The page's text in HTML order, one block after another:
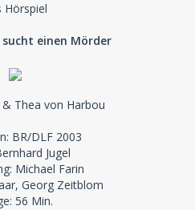
Hörspiel
einen Mörder
Thea von Harbou
BR/DLF 2003
Jugel
Michael Farin
Georg Zeitblom
56 Min.